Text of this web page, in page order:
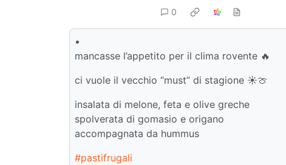
0
•
mancasse l’appetito per il clima rovente 🔥
ci vuole il vecchio “must” di stagione ☀️🍈
insalata di melone, feta e olive greche
spolverata di gomasio e origano
accompagnata da hummus
#pastifrugali